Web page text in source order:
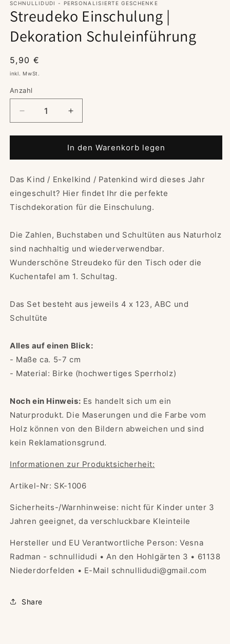
SCHNULLIDUDI - PERSONALISIERTE GESCHENKE
Streudeko Einschulung |
Dekoration Schuleinführung
Normaler
Preis
5,90 €
inkl. MwSt.
Anzahl
Verringere
die
Menge
Streudeko
|
Dekoration
Schuleinführung
Erhöhe
die
Menge
für
Streudeko
|
Dekoration
Schuleinführung
In den Warenkorb legen
Das Kind / Enkelkind / Patenkind wird dieses Jahr
eingeschult? Hier findet Ihr die perfekte
Tischdekoration für die Einschulung.
Die Zahlen, Buchstaben und Schultüten aus Naturholz
sind nachhaltig und wiederverwendbar.
Wunderschöne Streudeko für den Tisch oder die
Kuchentafel am 1. Schultag.
Das Set besteht aus jeweils 4 x 123, ABC und
Schultüte
Alles auf einen Blick:
- Maße ca. 5-7 cm
- Material: Birke (hochwertiges Sperrholz)
Noch ein Hinweis: Es handelt sich um ein
Naturprodukt. Die Maserungen und die Farbe vom
Holz können von den Bildern abweichen und sind
kein Reklamationsgrund.
Informationen zur Produktsicherheit:
Artikel-Nr: SK-1006
Sicherheits-/Warnhinweise: nicht für Kinder unter 3
Jahren geeignet, da verschluckbare Kleinteile
Hersteller und EU Verantwortliche Person: Vesna
Radman - schnullidudi • An den Hohlgärten 3 • 61138
Niederdorfelden • E-Mail schnullidudi@gmail.com
Share